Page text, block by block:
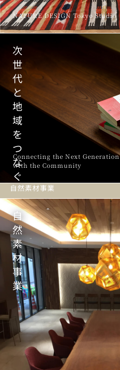
NATURE DESIGN Tokyo Studio
次
世
代
と
地
域
を
つ
な
ぐ
Connecting the Next Generation
with the Community
自然素材事業
自
然
素
材
事
業